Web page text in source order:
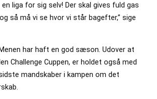
liga for sig selv! Der skal gives fuld gas
så må vi se hvor vi står bagefter,” sige
har haft en god sæson. Udover at
Challenge Cuppen, er holdet også med
mandskaber i kampen om det